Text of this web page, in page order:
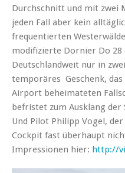
Durchschnitt und mit zwei
jeden Fall aber kein
frequentierten
modifizierte Dornier Do 28
Deutschlandweit nur in
temporäres Geschenk,
Airport beheimateten
befristet zum Ausklang
Und Pilot Philipp Vogel,
Cockpit fast überhaupt
Impressionen hier: http://